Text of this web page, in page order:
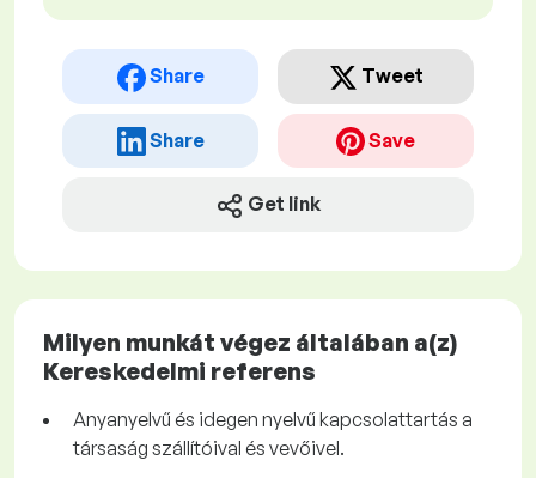
Share Tweet
Share Save
Get link
Milyen munkát végez általában a(z)
Kereskedelmi referens
Anyanyelvű és idegen nyelvű kapcsolattartás a
társaság szállítóival és vevőivel.